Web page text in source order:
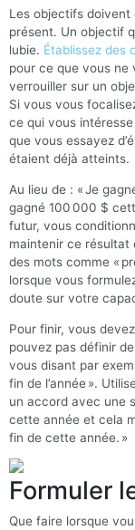
Les objectifs
présent. Un objectif
lubie. Établissez des
pour ce que vous ne
verrouiller sur un
Si vous vous
ce qui vous
que vous essayez
étaient déjà atteints.
Au lieu de : « Je
gagné 100 000 $
futur, vous
maintenir ce résultat
des mots comme «
lorsque vous
doute sur votre
Pour finir, vous
pouvez pas définir
vous disant par
fin de l’année ».
un accord avec une
cette année et cela
fin de cette année. »
Formuler
Que faire lorsque